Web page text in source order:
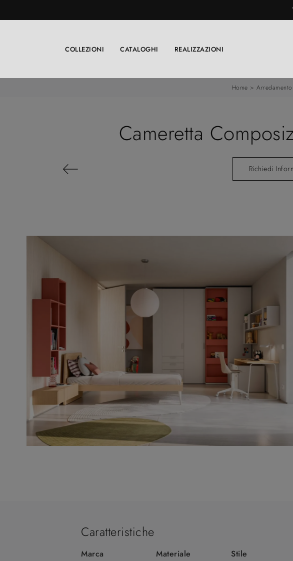
COLLEZIONI CATALOGHI REALIZZAZIONI
Home >
Cameretta
Richiedi
Caratteristiche
Marca Materiale Stile